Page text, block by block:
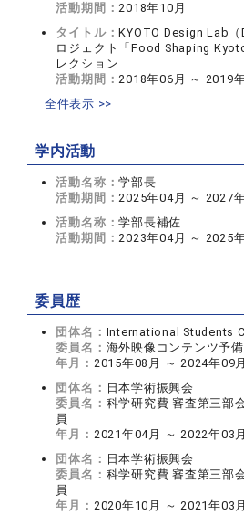
活動期間：2018年10月
タイトル：KYOTO Design Lab
ロジェクト「Food Shaping
レクション
活動期間：2018年06月 ～ 2019
全件表示 >>
学内活動
活動名称：学部長
活動期間：2025年04月 ～ 2027
活動名称：学部長補佐
活動期間：2023年04月 ～ 2025
委員歴
団体名： International Students
委員名： 海外映像コンテンツ予
年月： 2015年08月 ～ 2024年09月
団体名： 日本学術振興会
委員名： 科学研究費 審査第三部
員
年月： 2021年04月 ～ 2022年03月
団体名： 日本学術振興会
委員名： 科学研究費 審査第三部
員
年月： 2020年10月 ～ 2021年03月